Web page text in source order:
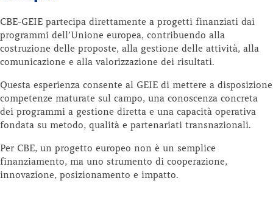
CBE-GEIE partecipa direttamente a progetti finanziati dai
programmi dell’Unione europea, contribuendo alla
costruzione delle proposte, alla gestione delle attività, alla
comunicazione e alla valorizzazione dei risultati.
Questa esperienza consente al GEIE di mettere a disposizione
competenze maturate sul campo, una conoscenza concreta
dei programmi a gestione diretta e una capacità operativa
fondata su metodo, qualità e partenariati transnazionali.
Per CBE, un progetto europeo non è un semplice
finanziamento, ma uno strumento di cooperazione,
innovazione, posizionamento e impatto.